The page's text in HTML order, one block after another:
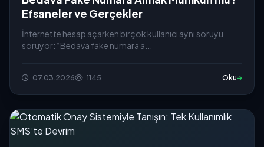
Efsaneler ve Gerçekler
İnternette hesap açarken birçok kullanıcı aynı soruyu
soruyor: “Bedava fake numara a...
07.03.2026 1145 Oku